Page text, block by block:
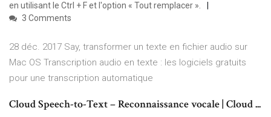
en utilisant le Ctrl + F et l'option « Tout remplacer ».
3 Comments
28 déc. 2017 Say, transformer un texte en fichier audio sur
Mac OS Transcription audio en texte : les logiciels gratuits
pour une transcription automatique
Cloud Speech-to-Text – Reconnaissance vocale | Cloud ...